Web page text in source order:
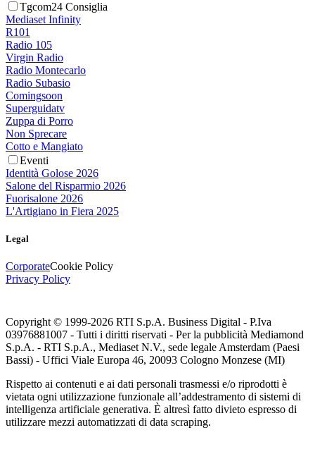
Tgcom24 Consiglia
Mediaset Infinity
R101
Radio 105
Virgin Radio
Radio Montecarlo
Radio Subasio
Comingsoon
Superguidatv
Zuppa di Porro
Non Sprecare
Cotto e Mangiato
Eventi
Identità Golose 2026
Salone del Risparmio 2026
Fuorisalone 2026
L'Artigiano in Fiera 2025
Legal
CorporateCookie Policy
Privacy Policy
Copyright © 1999-2026 RTI S.p.A. Business Digital - P.Iva
03976881007 - Tutti i diritti riservati - Per la pubblicità Mediamond
S.p.A. - RTI S.p.A., Mediaset N.V., sede legale Amsterdam (Paesi
Bassi) - Uffici Viale Europa 46, 20093 Cologno Monzese (MI)
Rispetto ai contenuti e ai dati personali trasmessi e/o riprodotti è
vietata ogni utilizzazione funzionale all’addestramento di sistemi di
intelligenza artificiale generativa. È altresì fatto divieto espresso di
utilizzare mezzi automatizzati di data scraping.